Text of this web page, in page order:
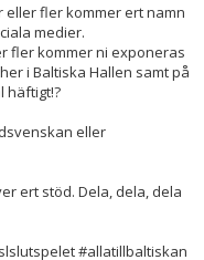
eller fler kommer ert namn
medier.
fler kommer ni exponeras
i Baltiska Hallen samt på
häftigt!?
eller
ert stöd. Dela, dela, dela
#allatillbaltiskan